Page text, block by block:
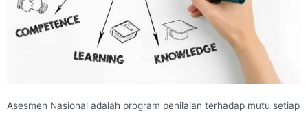
Asesmen Nasional adalah program penilaian terhadap mutu setiap